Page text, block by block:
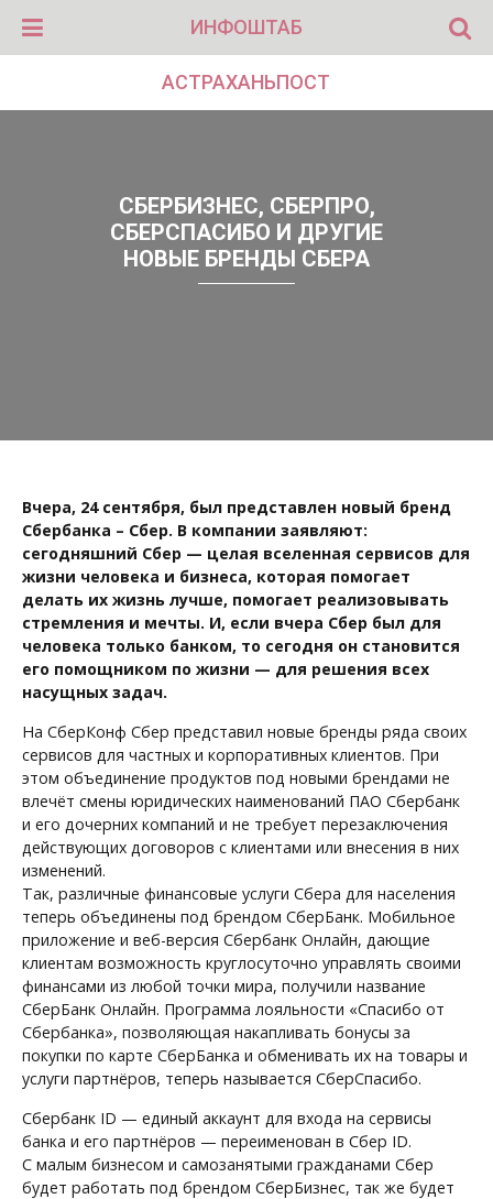
ИНФОШТАБ
АСТРАХАНЬПОСТ
СБЕРБИЗНЕС, СБЕРПРО,
СБЕРСПАСИБО И ДРУГИЕ
НОВЫЕ БРЕНДЫ СБЕРА
Вчера, 24 сентября, был представлен новый бренд
Сбербанка – Сбер. В компании заявляют:
сегодняшний Сбер — целая вселенная сервисов для
жизни человека и бизнеса, которая помогает
делать их жизнь лучше, помогает реализовывать
стремления и мечты. И, если вчера Сбер был для
человека только банком, то сегодня он становится
его помощником по жизни — для решения всех
насущных задач.
На СберКонф Сбер представил новые бренды ряда своих
сервисов для частных и корпоративных клиентов. При
этом объединение продуктов под новыми брендами не
влечёт смены юридических наименований ПАО Сбербанк
и его дочерних компаний и не требует перезаключения
действующих договоров с клиентами или внесения в них
изменений.
Так, различные финансовые услуги Сбера для населения
теперь объединены под брендом СберБанк. Мобильное
приложение и веб-версия Сбербанк Онлайн, дающие
клиентам возможность круглосуточно управлять своими
финансами из любой точки мира, получили название
СберБанк Онлайн. Программа лояльности «Спасибо от
Сбербанка», позволяющая накапливать бонусы за
покупки по карте СберБанка и обменивать их на товары и
услуги партнёров, теперь называется СберСпасибо.
Сбербанк ID — единый аккаунт для входа на сервисы
банка и его партнёров — переименован в Сбер ID.
С малым бизнесом и самозанятыми гражданами Сбер
будет работать под брендом СберБизнес, так же будет